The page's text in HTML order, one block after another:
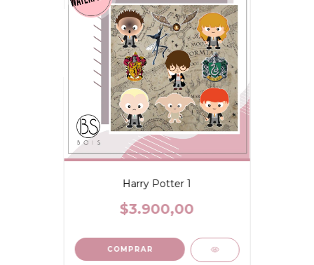
Harry Potter 1
$3.900,00